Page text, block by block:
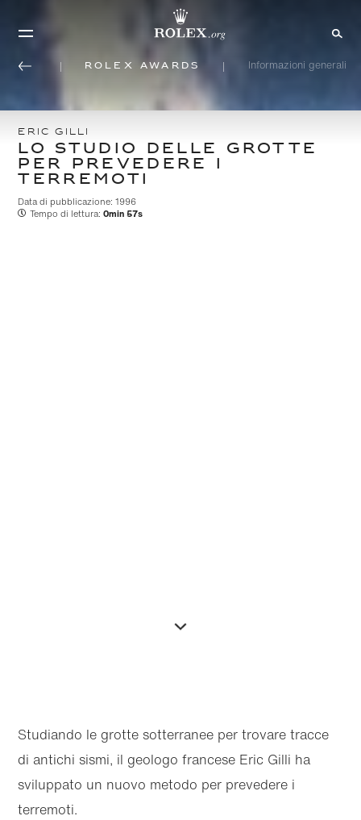
Rolex Awards Informazioni generali
ERIC GILLI
LO STUDIO DELLE GROTTE
PER PREVEDERE I
TERREMOTI
Data di pubblicazione: 1996
Tempo di lettura: 0min 57s
Studiando le grotte sotterranee per trovare tracce
di antichi sismi, il geologo francese Eric Gilli ha
sviluppato un nuovo metodo per prevedere i
terremoti.